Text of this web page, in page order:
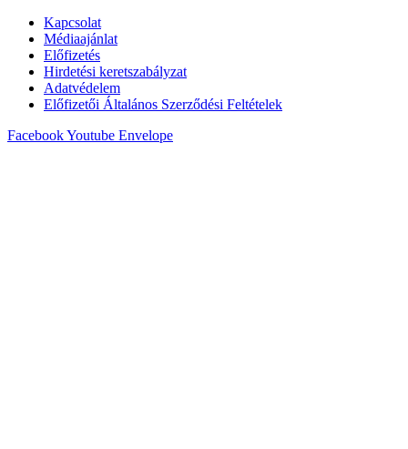
Kapcsolat
Médiaajánlat
Előfizetés
Hirdetési keretszabályzat
Adatvédelem
Előfizetői Általános Szerződési Feltételek
FacebookYoutube Envelope